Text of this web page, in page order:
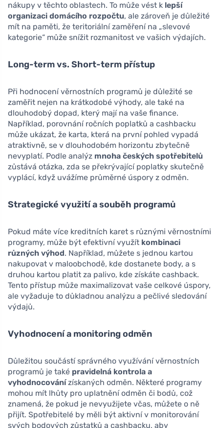
nákupy v těchto oblastech. To může vést k lepší
organizaci domácího rozpočtu, ale zároveň je důležité
mít na paměti, že teritoriální zaměření na „slevové
kategorie“ může snížit rozmanitost ve vašich výdajích.
Long-term vs. Short-term přístup
Při hodnocení věrnostních programů je důležité se
zaměřit nejen na krátkodobé výhody, ale také na
dlouhodobý dopad, který mají na vaše finance.
Například, porovnání ročních poplatků a cashbacku
může ukázat, že karta, která na první pohled vypadá
atraktivně, se v dlouhodobém horizontu zbytečně
nevyplatí. Podle analýz mnoha českých spotřebitelů
zůstává otázka, zda se překrývající poplatky skutečně
vyplácí, když uvážíme průměrné úspory z odměn.
Strategické využití a souběh programů
Pokud máte více kreditních karet s různými věrnostními
programy, může být efektivní využít kombinaci
různých výhod. Například, můžete s jednou kartou
nakupovat v maloobchodě, kde dostanete body, a s
druhou kartou platit za palivo, kde získáte cashback.
Tento přístup může maximalizovat vaše celkové úspory,
ale vyžaduje to důkladnou analýzu a pečlivé sledování
výdajů.
Vyhodnocení a monitoring odměn
Důležitou součástí správného využívání věrnostních
programů je také pravidelná kontrola a
vyhodnocovánízískaných odměn. Některé programy
mohou mít lhůty pro uplatnění odměn či bodů, což
znamená, že pokud je nevyužijete včas, můžete o ně
přijít. Spotřebitelé by měli být aktivní v monitorování
svých bodových zůstatků a cashbacku, aby